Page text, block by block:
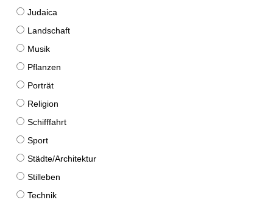
Judaica
Landschaft
Musik
Pflanzen
Porträt
Religion
Schifffahrt
Sport
Städte/Architektur
Stilleben
Technik